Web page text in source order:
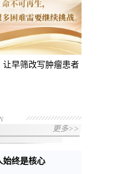
让早筛改写肿瘤患者
更多>>
始终是核心